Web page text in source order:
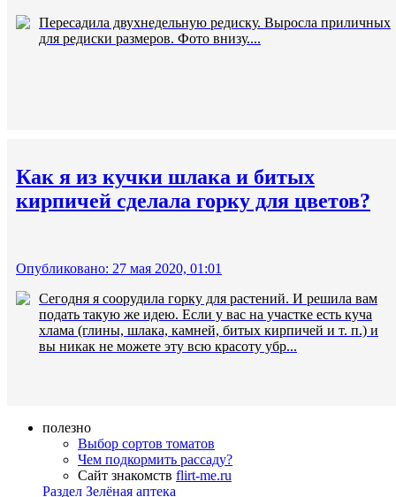
Пересадила двухнедельную редиску. Выросла приличных
для редиски размеров. Фото внизу....
Как я из кучки шлака и битых
кирпичей сделала горку для цветов?
Опубликовано: 27 мая 2020, 01:01
Сегодня я соорудила горку для растений. И решила вам
подать такую же идею. Если у вас на участке есть куча
хлама (глины, шлака, камней, битых кирпичей и т. п.) и
вы никак не можете эту всю красоту убр...
полезно
Выбор сортов томатов
Чем подкормить рассаду?
Сайт знакомств flirt-me.ru
Раздел Зелёная аптека